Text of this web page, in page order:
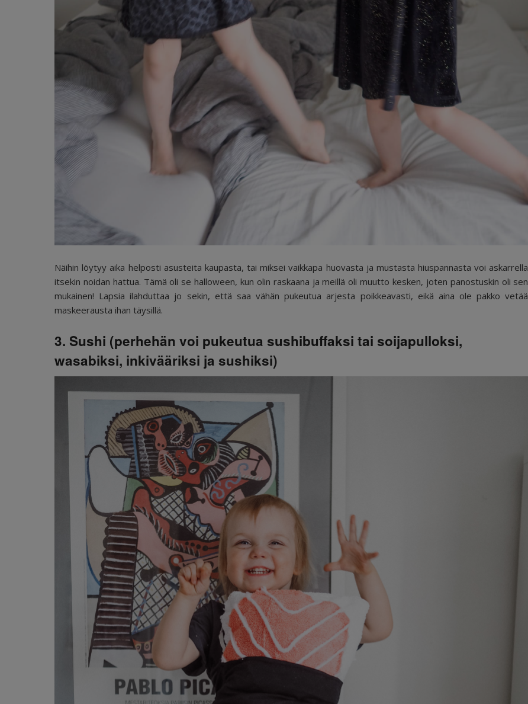
Näihin löytyy aika helposti asusteita kaupasta, tai miksei vaikkapa huovasta ja mustasta hiuspannasta voi askarrella
itsekin noidan hattua. Tämä oli se halloween, kun olin raskaana ja meillä oli muutto kesken, joten panostuskin oli sen
mukainen! Lapsia ilahduttaa jo sekin, että saa vähän pukeutua arjesta poikkeavasti, eikä aina ole pakko vetää
maskeerausta ihan täysillä.
3. Sushi (perhehän voi pukeutua sushibuffaksi tai soijapulloksi,
wasabiksi, inkivääriksi ja sushiksi)